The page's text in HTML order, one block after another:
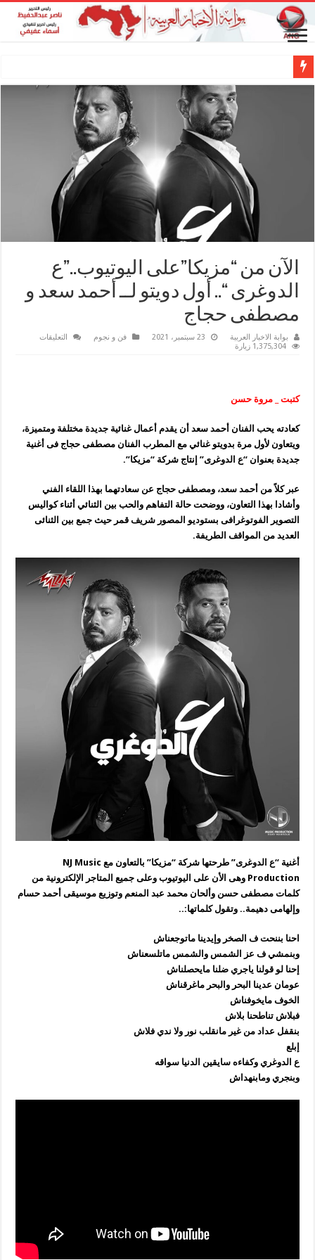
الآن من “مزيكا”على اليوتيوب..”ع
الدوغرى “.. أول دويتو لــ أحمد سعد و
مصطفى حجاج
بوابة الاخبار العربية 23 سبتمبر، 2021 فن و نجوم التعليقات
أحمد
سعد
و
1,375,304 زيارة
كتبت _ مروة حسن
كعادته يحب الفنان أحمد سعد أن يقدم أعمال غنائية جديدة مختلفة ومتميزة،
ويتعاون لأول مرة بدويتو غنائي مع المطرب الفنان مصطفى حجاج فى أغنية
جديدة بعنوان “ع الدوغرى” إنتاج شركة “مزيكا”.
عبر كلاً من أحمد سعد، ومصطفى حجاج عن سعادتهما بهذا اللقاء الفني
وأشادا بهذا التعاون، ووضحت حالة التفاهم والحب بين الثنائي أثناء كواليس
التصوير الفوتوغرافى بستوديو المصور شريف قمر حيث جمع بين الثنائى
العديد من المواقف الطريفة.
أغنية “ع الدوغرى” طرحتها شركة “مزيكا” بالتعاون مع NJ Music
Production وهى الأن على اليوتيوب وعلى جميع المتاجر الإلكترونية من
كلمات مصطفى حسن وألحان محمد عبد المنعم وتوزيع موسيقى أحمد حسام
وإلهامى دهيمة.. وتقول كلماتها:..
احنا بننحت ف الصخر وإيدينا ماتوجعناش
وبنمشي ف عز الشمس والشمس ماتلسعناش
إحنا لو قولنا ياجري ضلنا مايحصلناش
عومان عدينا البحر والبحر ماغرقناش
الخوف مايخوفناش
فبلاش تناطحنا بلاش
بنقفل عداد من غير مانقلب نور ولا ندي فلاش
إبلع
ع الدوغري وكفاءه سايقين الدنيا سواقه
وبنجري ومابنهداش